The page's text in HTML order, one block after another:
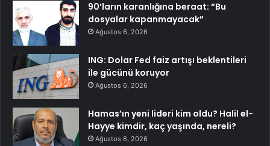
90’ların karanlığına beraat: “Bu
dosyalar kapanmayacak”
Ağustos 6, 2026
ING: Dolar Fed faiz artışı beklentileri
ile gücünü koruyor
Ağustos 6, 2026
Hamas’ın yeni lideri kim oldu? Halil el-
Hayye kimdir, kaç yaşında, nereli?
Ağustos 6, 2026